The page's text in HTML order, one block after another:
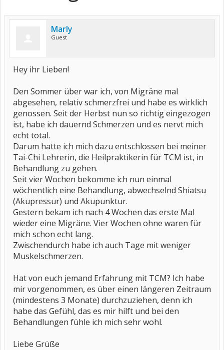
Marly
Guest
Hey ihr Lieben!
Den Sommer über war ich, von Migräne mal
abgesehen, relativ schmerzfrei und habe es wirklich
genossen. Seit der Herbst nun so richtig eingezogen
ist, habe ich dauernd Schmerzen und es nervt mich
echt total.
Darum hatte ich mich dazu entschlossen bei meiner
Tai-Chi Lehrerin, die Heilpraktikerin für TCM ist, in
Behandlung zu gehen.
Seit vier Wochen bekomme ich nun einmal
wöchentlich eine Behandlung, abwechselnd Shiatsu
(Akupressur) und Akupunktur.
Gestern bekam ich nach 4 Wochen das erste Mal
wieder eine Migräne. Vier Wochen ohne waren für
mich schon echt lang.
Zwischendurch habe ich auch Tage mit weniger
Muskelschmerzen.
Hat von euch jemand Erfahrung mit TCM? Ich habe
mir vorgenommen, es über einen längeren Zeitraum
(mindestens 3 Monate) durchzuziehen, denn ich
habe das Gefühl, das es mir hilft und bei den
Behandlungen fühle ich mich sehr wohl.
Liebe Grüße